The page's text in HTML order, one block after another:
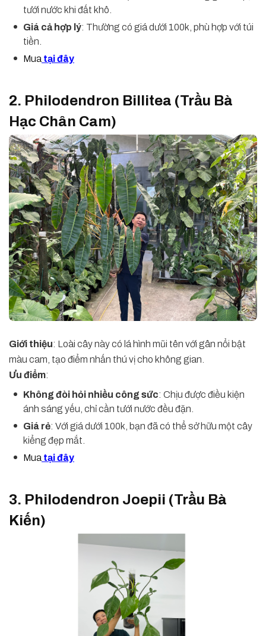
tưới nước khi đất khô.
Giá cả hợp lý: Thường có giá dưới 100k, phù hợp với túi
tiền.
Mua tại đây
2. Philodendron Billitea (Trầu Bà
Hạc Chân Cam)
Giới thiệu: Loài cây này có lá hình mũi tên với gân nổi bật
màu cam, tạo điểm nhấn thú vị cho không gian.
Ưu điểm:
Không đòi hỏi nhiều công sức: Chịu được điều kiện
ánh sáng yếu, chỉ cần tưới nước đều đặn.
Giá rẻ: Với giá dưới 100k, bạn đã có thể sở hữu một cây
kiểng đẹp mắt.
Mua tại đây
3. Philodendron Joepii (Trầu Bà
Kiến)